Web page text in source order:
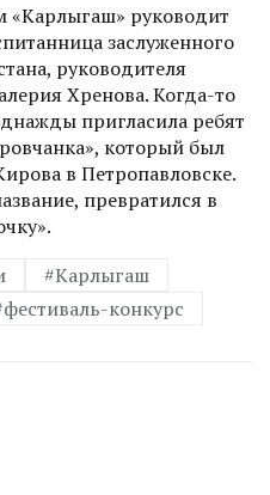
«Карлыгаш» руководит
заслуженного
руководителя
Хренова. Когда-то
пригласила ребят
который был
в Петропавловске.
превратился в
#Карлыгаш
­конкурс